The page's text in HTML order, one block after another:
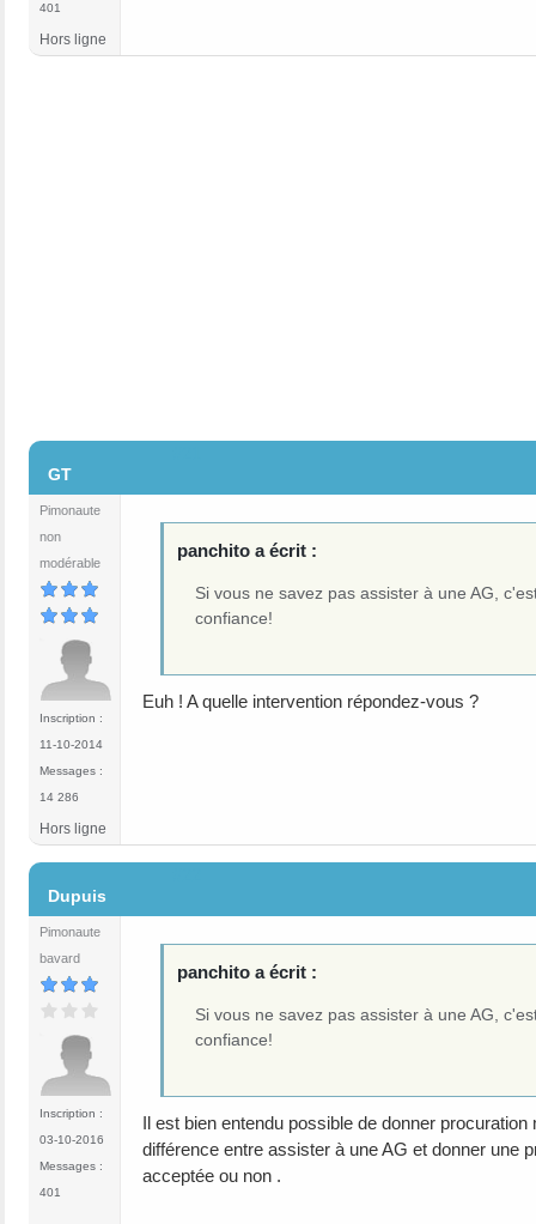
401
Hors ligne
GT
Pimonaute
non
modérable
Inscription :
11-10-2014
Messages :
14 286
panchito a écrit :
Si vous ne savez pas assister à une AG,
confiance!
Euh ! A quelle intervention répondez-vous ?
Hors ligne
Dupuis
Pimonaute
bavard
Inscription :
03-10-2016
Messages :
401
panchito a écrit :
Si vous ne savez pas assister à une AG,
confiance!
Il est bien entendu possible de donner
différence entre assister à une AG et donner une
acceptée ou non .